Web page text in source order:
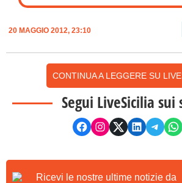
20 MAGGIO 2012, 23:10
CONTINUA A LEGGERE SU
Segui LiveSicilia sui
Ricevi le nostre ultime notizie da